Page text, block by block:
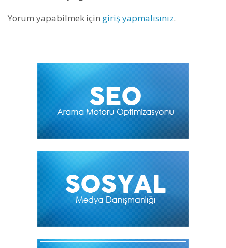
Yorum yapabilmek için giriş yapmalısınız.